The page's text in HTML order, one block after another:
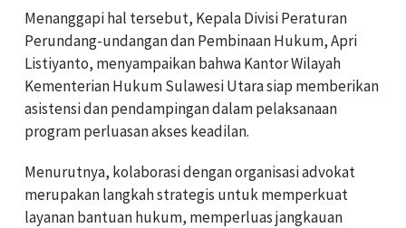
Menanggapi hal tersebut, Kepala Divisi Peraturan
Perundang-undangan dan Pembinaan Hukum, Apri
Listiyanto, menyampaikan bahwa Kantor Wilayah
Kementerian Hukum Sulawesi Utara siap memberikan
asistensi dan pendampingan dalam pelaksanaan
program perluasan akses keadilan.
Menurutnya, kolaborasi dengan organisasi advokat
merupakan langkah strategis untuk memperkuat
layanan bantuan hukum, memperluas jangkauan